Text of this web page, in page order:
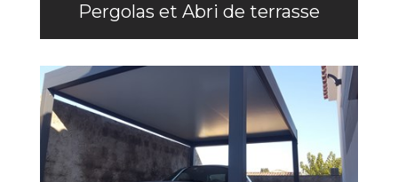
Pergolas et Abri de terrasse